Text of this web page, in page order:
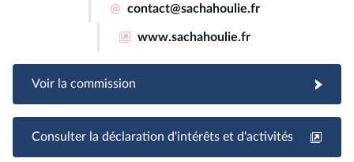
@ contact@sachahoulie.fr
www.sachahoulie.fr
Voir la commission
Consulter la déclaration d'intérêts et d'activités